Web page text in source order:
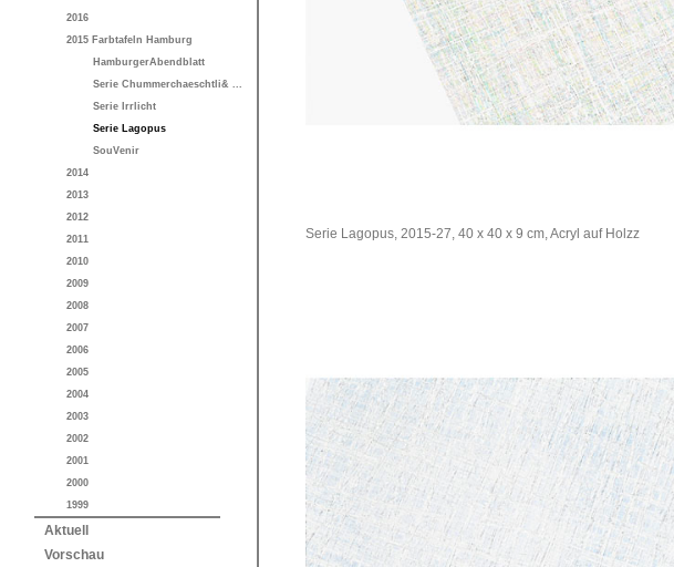
2016
2015 Farbtafeln Hamburg
HamburgerAbendblatt
Serie Chummerchaeschtli& ...
Serie Irrlicht
Serie Lagopus
SouVenir
2014
2013
2012
2011
2010
2009
2008
2007
2006
2005
2004
2003
2002
2001
2000
1999
Aktuell
Vorschau
Serie Lagopus, 2015-27, 40 x 40 x 9 cm, Acryl auf Holzz